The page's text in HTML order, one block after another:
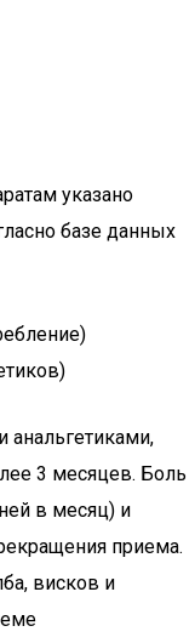
указано
базе данных
3 месяцев. Боль
в месяц) и
приема.
висков и